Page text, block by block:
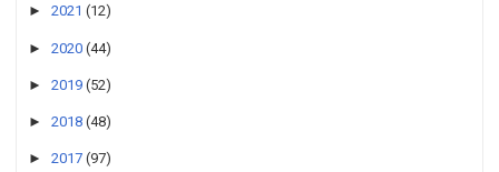
► 2021 (12)
► 2020 (44)
► 2019 (52)
► 2018 (48)
► 2017 (97)